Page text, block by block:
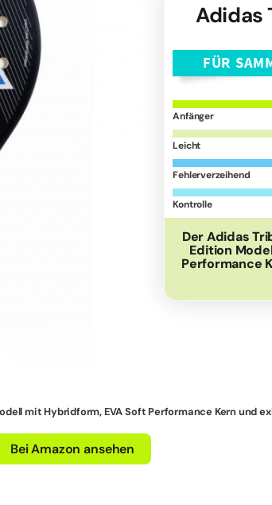
Adidas
FÜR
Anfänger
Leicht
Fehlerverzeihend
Kontrolle
Der Adidas
Edition
Performance
mit Hybridform, EVA Soft Performance Kern und
Bei Amazon ansehen